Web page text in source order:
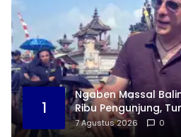
1
Ngaben Massal
Ribu Pengunjung,
dengan Budaya
7 Agustus 2026 0